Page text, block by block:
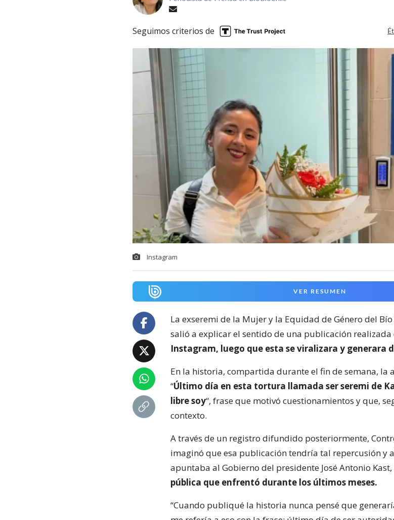
Seguimos criterios de
Instagram
VER RESUMEN
La exseremi de la Mujer y la Equidad de Género del
salió a explicar el sentido de una publicación
Instagram, luego que esta se viralizara y generara
En la historia, compartida durante el fin de semana, la
“Último día en esta tortura llamada ser seremi de
libre soy“, frase que motivó cuestionamientos y que,
contexto.
A través de un registro difundido posteriormente,
imaginó que esa publicación tendría tal repercusión y
apuntaba al Gobierno del presidente José Antonio Kast,
pública que enfrentó durante los últimos meses.
“Cuando publiqué la historia nunca pensé que